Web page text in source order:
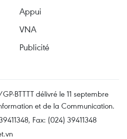
Appui
VNA
Publicité
BTTTT délivré le 11 septembre
et de la Communication.
Fax: (024) 39411348